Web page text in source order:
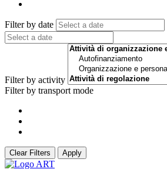
Filter by date
Filter by activity
Filter by transport mode
Clear Filters Apply